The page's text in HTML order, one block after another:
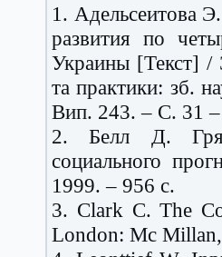
1. Адельсеитова
развития по
Украины [Текст] /
та практики: зб.
Вип. 243. – С. 31
2. Белл Д.
социального
1999. – 956 с.
3. Clark C. The
London: Mc